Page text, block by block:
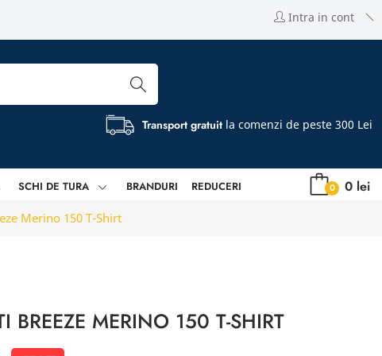
Intra in cont
Transport gratuit la comenzi de peste 300 Lei
SCHI DE TURA BRANDURI REDUCERI 0 lei
0
Merino 150 T-Shirt
BREEZE MERINO 150 T-SHIRT